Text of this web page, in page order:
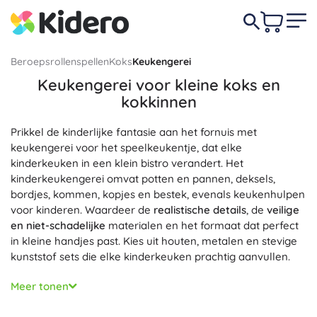
BeroepsrollenspellenKoksKeukengerei
Keukengerei voor kleine koks en
kokkinnen
Prikkel de kinderlijke fantasie aan het fornuis met
keukengerei voor het speelkeukentje, dat elke
kinderkeuken in een klein bistro verandert. Het
kinderkeukengerei omvat potten en pannen, deksels,
bordjes, kommen, kopjes en bestek, evenals keukenhulpen
voor kinderen. Waardeer de realistische details, de veilige
en niet-schadelijke materialen en het formaat dat perfect
in kleine handjes past. Kies uit houten, metalen en stevige
kunststof sets die elke kinderkeuken prachtig aanvullen.
Doen-alsof koken met keukengerei
fijne motoriek en oog-handcoördinatie
Meer tonen